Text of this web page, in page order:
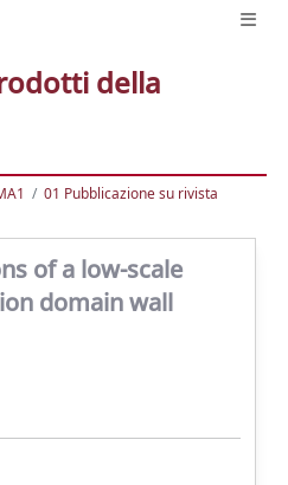
della
01 Pubblicazione su rivista
of a low-scale
domain wall